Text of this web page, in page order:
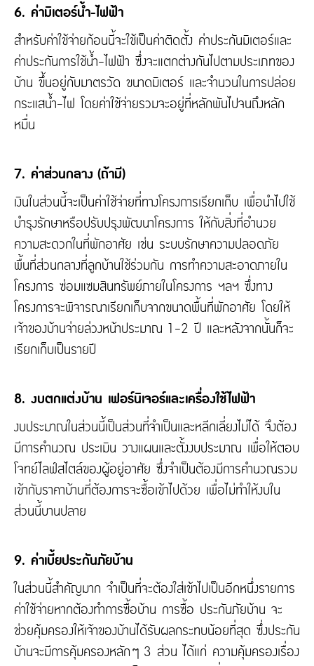
6. ค่ามิเตอร์น้ำ-ไฟฟ้า
สำหรับค่าใช้จ่ายก้อนนี้จะใช้เป็นค่าติดตั้ง ค่าประกันมิเตอร์และ
ค่าประกันการใช้น้ำ-ไฟฟ้า ซึ่งจะแตกต่างกันไปตามประเภทของ
บ้าน ขึ้นอยู่กับมาตรวัด ขนาดมิเตอร์ และจำนวนในการปล่อย
กระแสน้ำ-ไฟ โดยค่าใช้จ่ายรวมจะอยู่ที่หลักพันไปจนถึงหลัก
หมื่น
7. ค่าส่วนกลาง (ถ้ามี)
เงินในส่วนนี้จะเป็นค่าใช้จ่ายที่ทางโครงการเรียกเก็บ เพื่อนำไปใช้
บำรุงรักษาหรือปรับปรุงพัฒนาโครงการ ให้กับสิ่งที่อำนวย
ความสะดวกในที่พักอาศัย เช่น ระบบรักษาความปลอดภัย
พื้นที่ส่วนกลางที่ลูกบ้านใช้ร่วมกัน การทำความสะอาดภายใน
โครงการ ซ่อมแซมสินทรัพย์ภายในโครงการ ฯลฯ ซึ่งทาง
โครงการจะพิจารณาเรียกเก็บจากขนาดพื้นที่พักอาศัย โดยให้
เจ้าของบ้านจ่ายล่วงหน้าประมาณ 1-2 ปี และหลังจากนั้นก็จะ
เรียกเก็บเป็นรายปี
8. งบตกแต่งบ้าน เฟอร์นิเจอร์และเครื่องใช้ไฟฟ้า
งบประมาณในส่วนนี้เป็นส่วนที่จำเป็นและหลีกเลี่ยงไม่ได้ จึงต้อง
มีการคำนวณ ประเมิน วางแผนและตั้งงบประมาณ เพื่อให้ตอบ
โจทย์ไลฟ์สไตล์ของผู้อยู่อาศัย ซึ่งจำเป็นต้องมีการคำนวณรวม
เข้ากับราคาบ้านที่ต้องการจะซื้อเข้าไปด้วย เพื่อไม่ทำให้งบใน
ส่วนนี้บานปลาย
9. ค่าเบี้ยประกันภัยบ้าน
ในส่วนนี้สำคัญมาก จำเป็นที่จะต้องใส่เข้าไปเป็นอีกหนึ่งรายการ
ค่าใช้จ่ายหากต้องทำการซื้อบ้าน การซื้อ ประกันภัยบ้าน จะ
ช่วยคุ้มครองให้เจ้าของบ้านได้รับผลกระทบน้อยที่สุด ซึ่งประกัน
บ้านจะมีการคุ้มครองหลักๆ 3 ส่วน ได้แก่ ความคุ้มครองเรื่อง